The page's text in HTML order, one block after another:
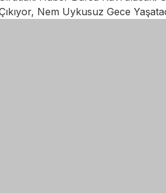
Nem Uykusuz Gece